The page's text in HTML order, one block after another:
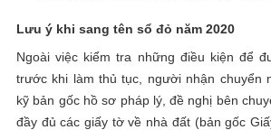
Lưu ý khi sang tên sổ đỏ năm 2020
Ngoài việc kiểm tra những điều kiện để
trước khi làm thủ tục, người nhận chuyển
kỹ bản gốc hồ sơ pháp lý, đề nghị bên
đầy đủ các giấy tờ về nhà đất (bản gốc